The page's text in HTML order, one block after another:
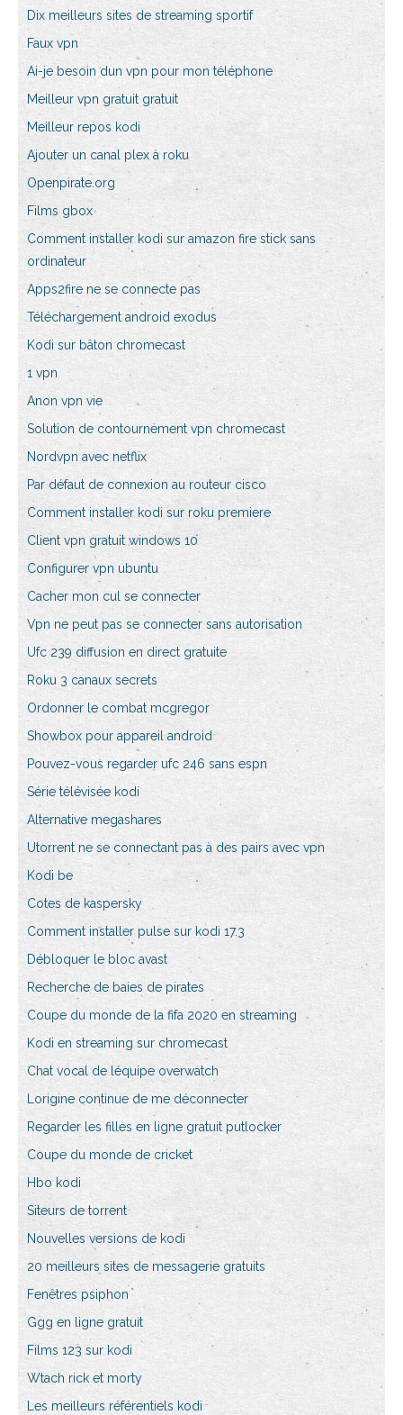
Dix meilleurs sites de streaming sportif
Faux vpn
Ai-je besoin dun vpn pour mon téléphone
Meilleur vpn gratuit gratuit
Meilleur repos kodi
Ajouter un canal plex à roku
Openpirate.org
Films gbox
Comment installer kodi sur amazon fire stick sans
ordinateur
Apps2fire ne se connecte pas
Téléchargement android exodus
Kodi sur bâton chromecast
1 vpn
Anon vpn vie
Solution de contournement vpn chromecast
Nordvpn avec netflix
Par défaut de connexion au routeur cisco
Comment installer kodi sur roku premiere
Client vpn gratuit windows 10
Configurer vpn ubuntu
Cacher mon cul se connecter
Vpn ne peut pas se connecter sans autorisation
Ufc 239 diffusion en direct gratuite
Roku 3 canaux secrets
Ordonner le combat mcgregor
Showbox pour appareil android
Pouvez-vous regarder ufc 246 sans espn
Série télévisée kodi
Alternative megashares
Utorrent ne se connectant pas à des pairs avec vpn
Kodi be
Cotes de kaspersky
Comment installer pulse sur kodi 17.3
Débloquer le bloc avast
Recherche de baies de pirates
Coupe du monde de la fifa 2020 en streaming
Kodi en streaming sur chromecast
Chat vocal de léquipe overwatch
Lorigine continue de me déconnecter
Regarder les filles en ligne gratuit putlocker
Coupe du monde de cricket
Hbo kodi
Siteurs de torrent
Nouvelles versions de kodi
20 meilleurs sites de messagerie gratuits
Fenêtres psiphon
Ggg en ligne gratuit
Films 123 sur kodi
Wtach rick et morty
Les meilleurs référentiels kodi